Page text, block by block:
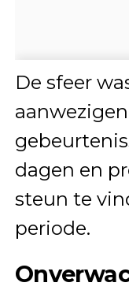
De sfeer
dagen en
steun te
periode.